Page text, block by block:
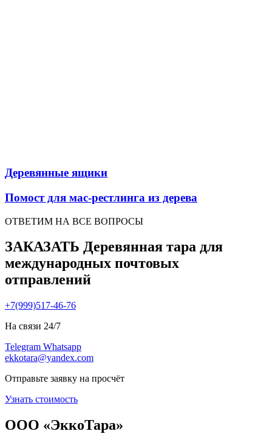
Деревянные ящики
Помост для мас-рестлинга из дерева
ОТВЕТИМ НА ВСЕ ВОПРОСЫ
ЗАКАЗАТЬ Деревянная тара для
международных почтовых
отправлений
+7(999)517-46-76
На связи 24/7
Telegram Whatsapp
ekkotara@yandex.com
Отправьте заявку на просчёт
Узнать стоимость
ООО «ЭккоТара»